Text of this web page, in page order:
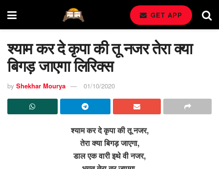
GET APP
श्याम कर दे कृपा की तू नजर तेरा क्या
बिगड़ जाएगा लिरिक्स
by Shekhar Mourya 01/10/2020
श्याम कर दे कृपा की तू नजर,
तेरा क्या बिगड़ जाएगा,
डाल एक वारी इथे वी नजर,